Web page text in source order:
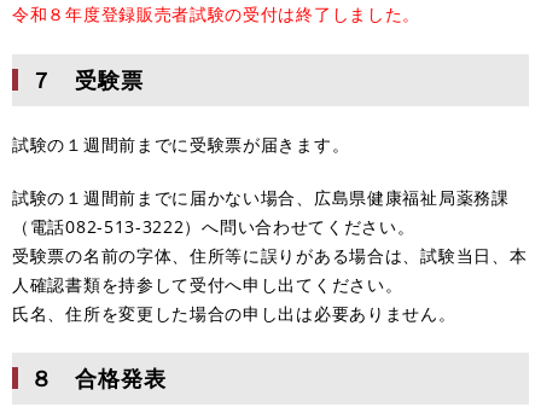
令和８年度登録販売者試験の受付は終了しました。
７ 受験票
試験の１週間前までに受験票が届きます。
試験の１週間前までに届かない場合、広島県健康福祉局薬務課
（電話082-513-3222）へ問い合わせてください。
受験票の名前の字体、住所等に誤りがある場合は、試験当日、本
人確認書類を持参して受付へ申し出てください。
氏名、住所を変更した場合の申し出は必要ありません。
８ 合格発表